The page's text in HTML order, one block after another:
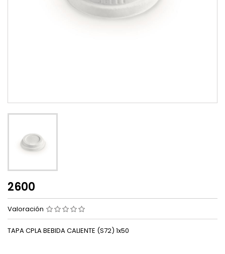
2600
Valoración
TAPA CPLA BEBIDA CALIENTE (S72) 1x50